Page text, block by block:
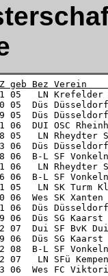
geb Bez
05   LN
05  Düs
Düs
DUI OSC
LN Rheydter
Düs
B-L SF
LN Rheydter
B-L SF
LN SK Turm
Wes SK
Düs
Düs SG
Dui SF BvK
Düs SG
B-L SF
LN SFü
FC Viktoria